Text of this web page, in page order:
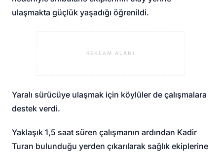
ulaşmakta güçlük yaşadığı öğrenildi.
REKLAM ALANI
Yaralı sürücüye ulaşmak için köylüler de çalışmalara
destek verdi.
Yaklaşık 1,5 saat süren çalışmanın ardından Kadir
Turan bulunduğu yerden çıkarılarak sağlık ekiplerine